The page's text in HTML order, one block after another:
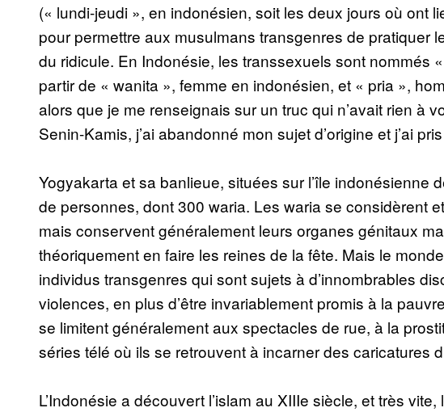
(« lundi-jeudi », en indonésien, soit les deux jours où ont
pour permettre aux musulmans transgenres de pratiquer
du ridicule. En Indonésie, les transsexuels sont nommés
partir de « wanita », femme en indonésien, et « pria »,
alors que je me renseignais sur un truc qui n’avait rien à
Senin-Kamis, j’ai abandonné mon sujet d’origine et j’ai
Yogyakarta et sa banlieue, situées sur l’île indonésienne
de personnes, dont 300 waria. Les waria se considèrent
mais conservent généralement leurs organes génitaux
théoriquement en faire les reines de la fête. Mais le
individus transgenres qui sont sujets à d’innombrables
violences, en plus d’être invariablement promis à la
se limitent généralement aux spectacles de rue, à la
séries télé où ils se retrouvent à incarner des caricatures
L’Indonésie a découvert l’islam au XIIIe siècle, et très